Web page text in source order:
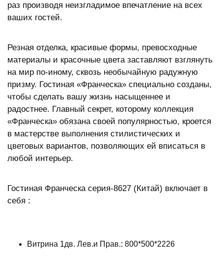
раз производя неизгладимое впечатление на всех
ваших гостей.
Резная отделка, красивые формы, превосходные
материалы и красочные цвета заставляют взглянуть
на мир по-иному, сквозь необычайную радужную
призму. Гостиная «Франческа» специально созданы,
чтобы сделать вашу жизнь насыщеннее и
радостнее. Главный секрет, которому коллекция
«Франческа» обязана своей популярностью, кроется
в мастерстве выполнения стилистических и
цветовых вариантов, позволяющих ей вписаться в
любой интерьер.
Гостиная Франческа серия-8627 (Китай) включает в
себя :
Витрина 1дв. Лев.и Прав.: 800*500*2226